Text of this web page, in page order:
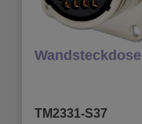
TM2331-S37